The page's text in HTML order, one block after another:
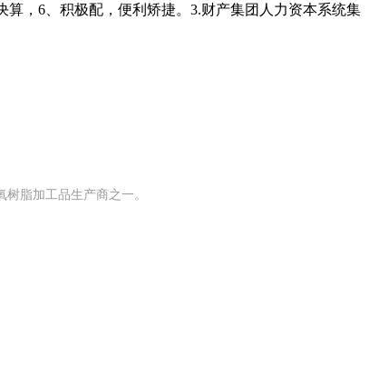
，6、积极配，便利矫捷。3.财产集团人力资本系统集
脂加工品生产商之一。